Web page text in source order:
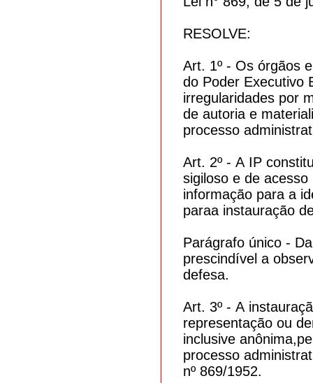
RESOLVE:
Art. 1º - Os órgãos
do Poder Executivo
irregularidades por
de autoria e
processo
Art. 2º - A IP
sigiloso e de
informação para a
paraa instauração
Parágrafo único -
prescindível a
defesa.
Art. 3º - A
representação ou
inclusive
processo
nº 869/1952.